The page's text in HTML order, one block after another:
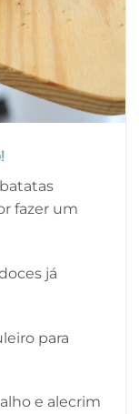
fazer um
já
para
e alecrim